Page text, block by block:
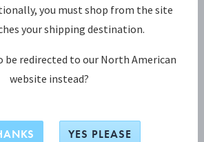
ring
you must shop from the site
your shipping destination.
be redirected to our North American
website instead?
YES PLEASE